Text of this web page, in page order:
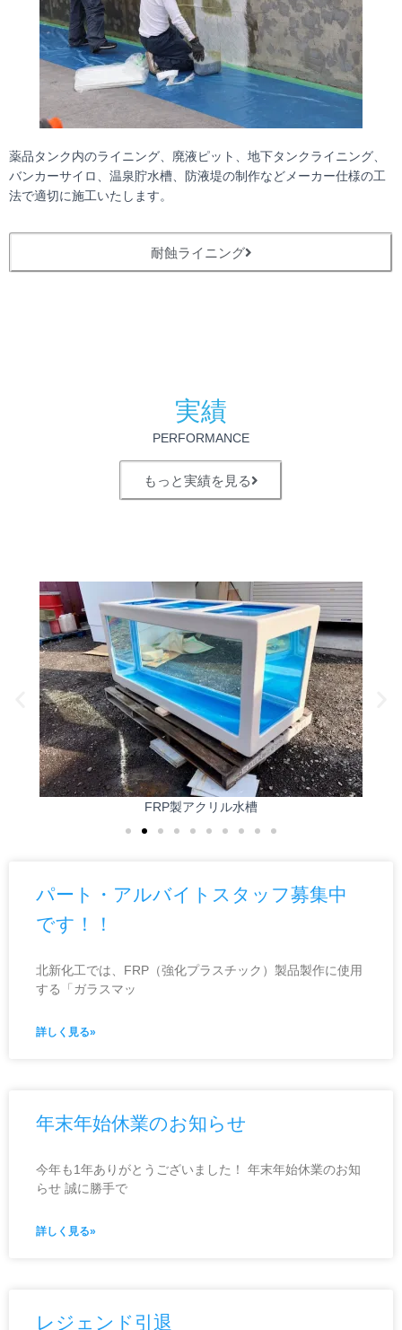
薬品タンク内のライニング、廃液ピット、地下タンクライニング、
バンカーサイロ、温泉貯水槽、防液堤の制作などメーカー仕様の工
法で適切に施工いたします。
耐蝕ライニング
実績
PERFORMANCE​
もっと実績を見る
FRP製アクリル水槽
パート・アルバイトスタッフ募集中
です！！
北新化工では、FRP（強化プラスチック）製品製作に使用
する「ガラスマッ
詳しく見る»
年末年始休業のお知らせ
今年も1年ありがとうございました！ 年末年始休業のお知
らせ 誠に勝手で
詳しく見る»
レジェンド引退